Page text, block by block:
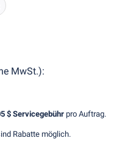
MwSt.):
$Servicegebühr pro Auftrag.
Rabatte möglich.